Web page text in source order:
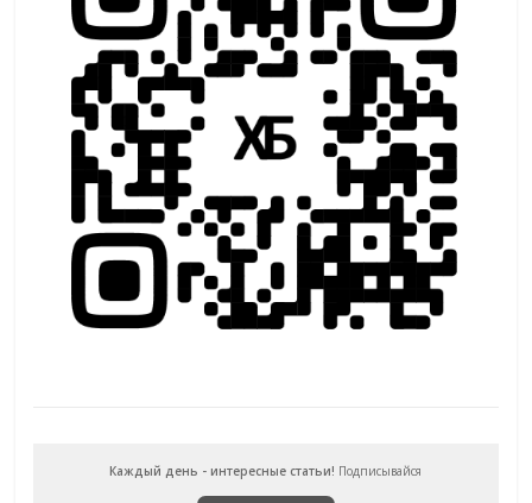
Каждый день - интересные статьи! Подписывайся